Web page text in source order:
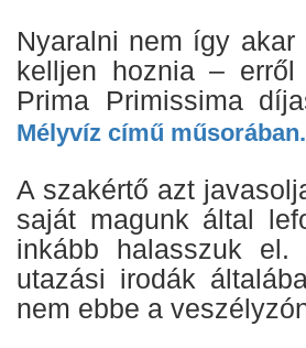
Nyaralni nem így
kelljen hoznia –
Prima Primissima
Mélyvíz című műsorában.
A szakértő azt
saját magunk által
inkább halasszuk
utazási irodák
nem ebbe a